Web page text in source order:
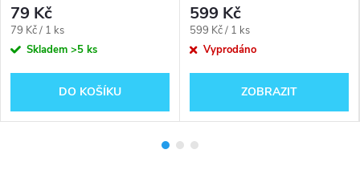
79 Kč
Měrná
cena:
79 Kč / 1 ks
Skladem >5 ks
DO KOŠÍKU
599 Kč
Měrná
cena:
599 Kč / 1 ks
Vyprodáno
ZOBRAZIT